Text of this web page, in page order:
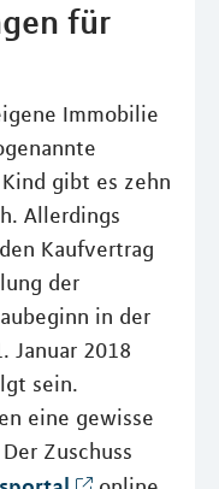
für
Immobilie
gibt es zehn
Allerdings
Kaufvertrag
der
in der
Januar 2018
sein.
eine gewisse
Zuschuss